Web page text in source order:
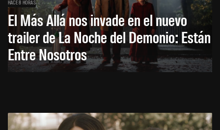
HACE 8 HORAS
El Más Allá nos invade en el nuevo
trailer de La Noche del Demonio: Están
Entre Nosotros